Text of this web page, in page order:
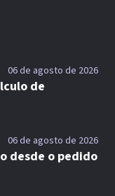
06 de agosto de 2026
de
06 de agosto de 2026
desde o pedido